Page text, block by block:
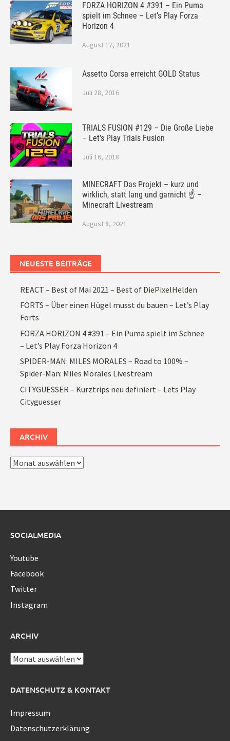
FORZA HORIZON 4 #391 – Ein Puma
spielt im Schnee – Let’s Play Forza
Horizon 4
August 17, 2021
Assetto Corsa erreicht GOLD Status
Juli 28, 2016
TRIALS FUSION #129 – Die Große Liebe
– Let’s Play Trials Fusion
Juli 16, 2018
MINECRAFT Das Projekt – kurz und
wirklich, statt lang und garnicht ☝ –
Minecraft Livestream
August 8, 2021
NEUESTE BEITRÄGE
REACT – Best of Mai 2021 – Best of DiePixelHelden
FORTS – Über einen Hügel musst du bauen – Let’s Play
Forts
FORZA HORIZON 4 #391 – Ein Puma spielt im Schnee
– Let’s Play Forza Horizon 4
SPIDER-MAN: MILES MORALES – Road to 100% –
Spider-Man: Miles Morales Livestream
CITYGUESSER – Kurztrips neu definiert – Lets Play
Cityguesser
ARCHIV
Archiv
SOCIALMEDIA
Youtube
Facebook
Twitter
Instagram
ARCHIV
Archiv
DATENSCHUTZ & KONTAKT
Impressum
Datenschutzerklärung